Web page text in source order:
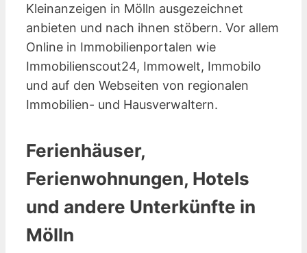
Kleinanzeigen in Mölln ausgezeichnet
anbieten und nach ihnen stöbern. Vor allem
Online in Immobilienportalen wie
Immobilienscout24, Immowelt, Immobilo
und auf den Webseiten von regionalen
Immobilien- und Hausverwaltern.
Ferienhäuser,
Ferienwohnungen, Hotels
und andere Unterkünfte in
Mölln